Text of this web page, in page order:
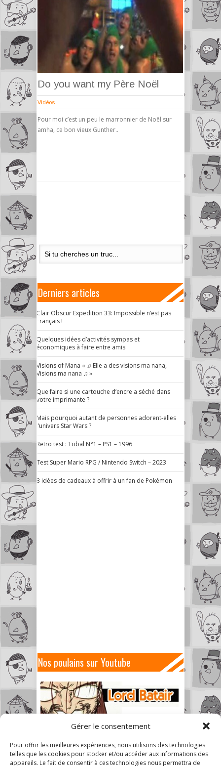
Gérer le consentement
Pour offrir les meilleures expériences, nous utilisons des technologies
telles que les cookies pour stocker et/ou accéder aux informations des
appareils. Le fait de consentir à ces technologies nous permettra de
Do you want my Père Noël
Vidéos
Pour moi c’est un peu le marronnier de Noël sur
amha, ce bon vieux Gunther..
Derniers articles
Clair Obscur Expedition 33: Impossible n’est pas
Français !
Quelques idées d’activités sympas et
économiques à faire entre amis
Visions of Mana « ♫ Elle a des visions ma nana,
Visions ma nana ♫ »
Que faire si une cartouche d’encre a séché dans
votre imprimante ?
Mais pourquoi autant de personnes adorent-elles
l’univers Star Wars ?
Retro test : Tobal N°1 – PS1 – 1996
Test Super Mario RPG / Nintendo Switch – 2023
3 idées de cadeaux à offrir à un fan de Pokémon
Nos poulains sur Youtube